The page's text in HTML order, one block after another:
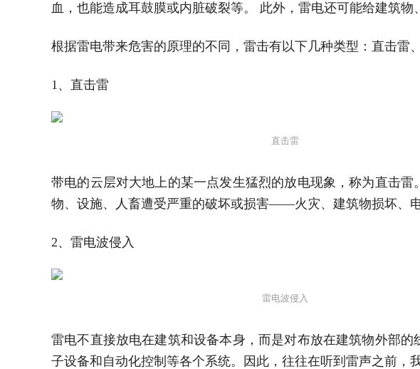
血，也能造成耳鼓膜或内脏破裂等。 此外，雷电还可能给建筑物
根据雷电带来危害的原理的不同，雷击有以下几种类型：直击雷
1、直击雷
直击雷
带电的云层对大地上的某一点发生猛烈的放电现象，称为直击
物、设施、人畜遭受严重的破坏或损害——火灾、建筑物损坏、
2、雷电波侵入
雷电波侵入
雷电不直接放电在建筑和设备本身，而是对布放在建筑物外部
子设备和自动化控制等各个系统。因此，往往在听到雷声之前，